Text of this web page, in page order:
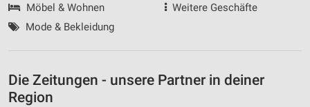
Möbel & Wohnen
Mode & Bekleidung
Weitere Geschäfte
Die Zeitungen - unsere Partner in deiner
Region